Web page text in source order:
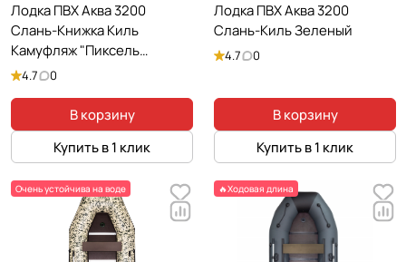
Лодка ПВХ Аква 3200
Слань-Книжка Киль
Камуфляж "Пиксель
Зеленый"
4.7 0
В корзину
Купить в 1 клик
Лодка ПВХ Аква 3200
Слань-Киль Зеленый
4.7 0
В корзину
Купить в 1 клик
Очень устойчива на воде 🔥Ходовая длина